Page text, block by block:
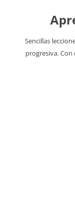
Sencillas
progresiva. Con